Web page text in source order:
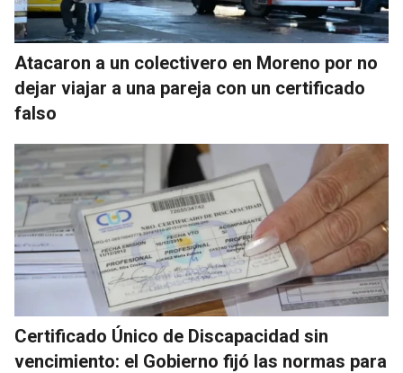
Atacaron a un colectivero en Moreno por no
dejar viajar a una pareja con un certificado
falso
Certificado Único de Discapacidad sin
vencimiento: el Gobierno fijó las normas para